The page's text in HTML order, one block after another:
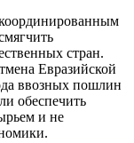
стран.
Евразийской
ввозных пошлин
обеспечить
и не